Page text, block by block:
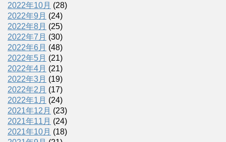
2022年10月 (28)
2022年9月 (24)
2022年8月 (25)
2022年7月 (30)
2022年6月 (48)
2022年5月 (21)
2022年4月 (21)
2022年3月 (19)
2022年2月 (17)
2022年1月 (24)
2021年12月 (23)
2021年11月 (24)
2021年10月 (18)